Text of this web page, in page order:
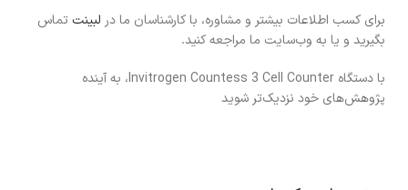
برای کسب اطلاعات بیشتر و مشاوره، با کارشناسان ما در لبینتتماس
بگیرید و یا به وب‌سایت ما مراجعه کنید.
با دستگاه Invitrogen Countess 3 Cell Counter، به آینده
پژوهش‌های خود نزدیک‌تر شوید